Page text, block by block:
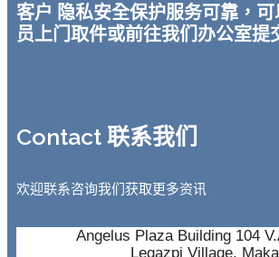
客户 隐私安全保护服务可靠，
员上门取件或前往我们办公室提
Contact 联系我们
欢迎联系咨询我们获取更多资讯
Angelus Plaza Building 104
Legazpi Village,